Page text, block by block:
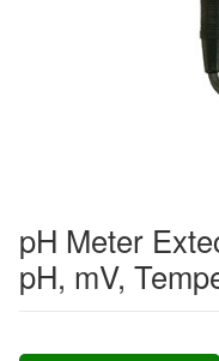
pH Meter
pH, mV,